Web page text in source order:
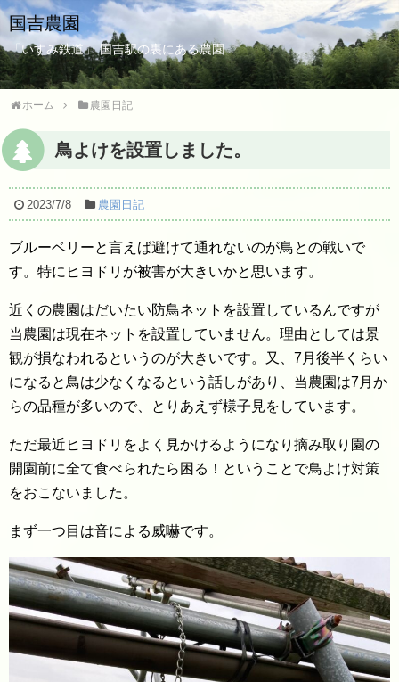
国吉農園
「いすみ鉄道」 国吉駅の裏にある農園
ホーム 農園日記
鳥よけを設置しました。
2023/7/8 農園日記
ブルーベリーと言えば避けて通れないのが鳥との戦いで
す。特にヒヨドリが被害が大きいかと思います。
近くの農園はだいたい防鳥ネットを設置しているんですが
当農園は現在ネットを設置していません。理由としては景
観が損なわれるというのが大きいです。又、7月後半くらい
になると鳥は少なくなるという話しがあり、当農園は7月か
らの品種が多いので、とりあえず様子見をしています。
ただ最近ヒヨドリをよく見かけるようになり摘み取り園の
開園前に全て食べられたら困る！ということで鳥よけ対策
をおこないました。
まず一つ目は音による威嚇です。